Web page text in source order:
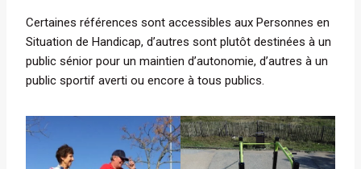
Certaines références sont accessibles aux Personnes en
Situation de Handicap, d’autres sont plutôt destinées à un
public sénior pour un maintien d’autonomie, d’autres à un
public sportif averti ou encore à tous publics.